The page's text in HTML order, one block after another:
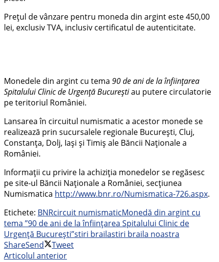
Preţul de vânzare pentru moneda din argint este 450,00
lei, exclusiv TVA, inclusiv certificatul de autenticitate.
Monedele din argint cu tema 90 de ani de la înființarea
Spitalului Clinic de Urgență Bucureștiau putere circulatorie
pe teritoriul României.
Lansarea în circuitul numismatic a acestor monede se
realizează prin sucursalele regionale Bucureşti, Cluj,
Constanța, Dolj, Iaşi şi Timiş ale Băncii Naţionale a
României.
Informații cu privire la achiziția monedelor se regăsesc
pe site-ul Băncii Naționale a României, secțiunea
Numismatica http://www.bnr.ro/Numismatica-726.aspx.
Etichete: BNRcircuit numismaticMonedă din argint cu
tema ”90 de ani de la înființarea Spitalului Clinic de
Urgență București”stiri brailastiri braila noastra
ShareSend
Tweet
Articolul anterior